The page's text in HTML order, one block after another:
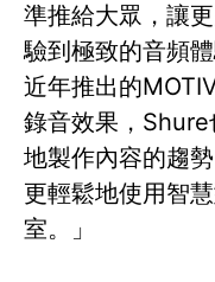
準推給大眾，讓
驗到極致的音頻
近年推出的
錄音效果，
地製作內容的趨
更輕鬆地使用智
室。」